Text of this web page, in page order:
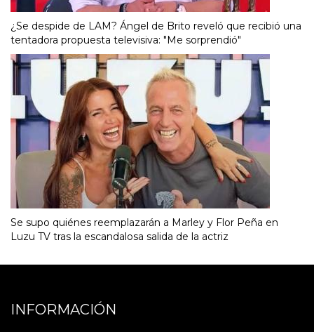
¿Se despide de LAM? Ángel de Brito reveló que recibió una
tentadora propuesta televisiva: "Me sorprendió"
Se supo quiénes reemplazarán a Marley y Flor Peña en
Luzu TV tras la escandalosa salida de la actriz
INFORMACIÓN